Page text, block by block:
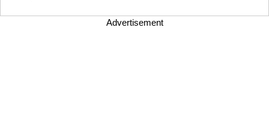
Advertisement